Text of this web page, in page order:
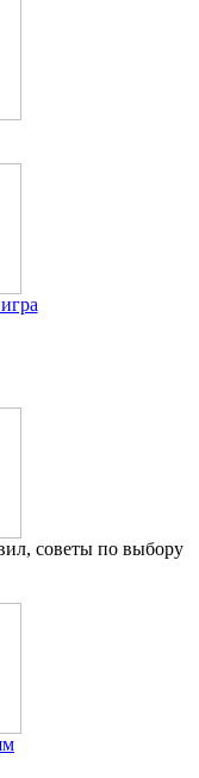
советы по выбору